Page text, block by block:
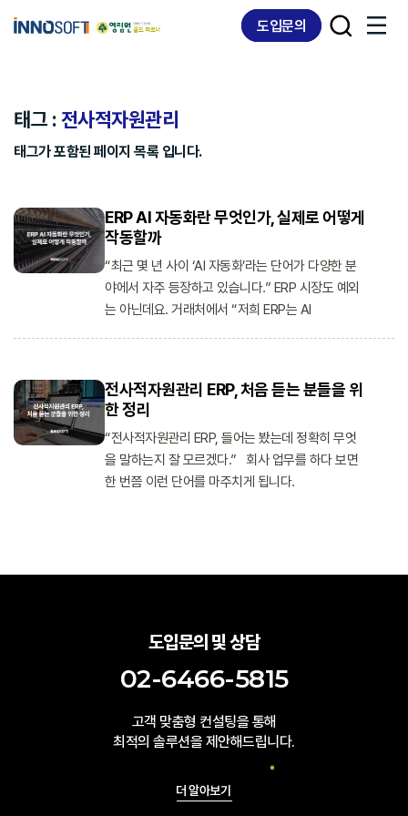
links
도입문의
태그 :전사적자원관리
태그가 포함된 페이지 목록 입니다.
ERP AI 자동화란 무엇인가, 실제로 어떻게
작동할까
“최근 몇 년 사이 ‘AI 자동화’라는 단어가 다양한 분
야에서 자주 등장하고 있습니다.” ERP 시장도 예외
는 아닌데요. 거래처에서 “저희 ERP는 AI
전사적자원관리 ERP, 처음 듣는 분들을 위
한 정리
“전사적자원관리 ERP, 들어는 봤는데 정확히 무엇
을 말하는지 잘 모르겠다.” 회사 업무를 하다 보면
한 번쯤 이런 단어를 마주치게 됩니다.
도입문의 및 상담
02-6466-5815
고객 맞춤형 컨설팅을 통해
최적의 솔루션을 제안해드립니다.
더 알아보기